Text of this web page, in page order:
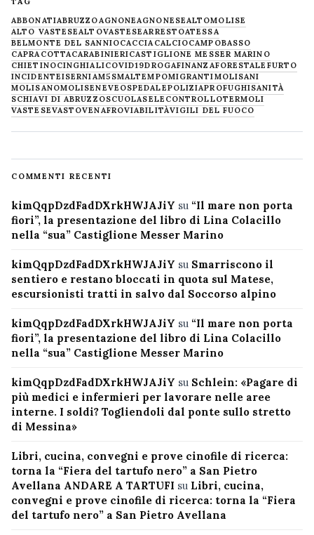
ABBONATIABRUZZOAGNONEAGNONESEALTOMOLISE
ALTO VASTESEALTOVASTESEARRESTOATESSA
BELMONTE DEL SANNIOCACCIACALCIOCAMPOBASSO
CAPRACOTTACARABINIERICASTIGLIONE MESSER MARINO
CHIETINOCINGHIALICOVID19DROGAFINANZAFORESTALE FURTO
INCIDENTEISERNIAM5SMALTEMPOMIGRANTIMOLISANI
MOLISANOMOLISENEVE OSPEDALEPOLIZIAPROFUGHISANITÀ
SCHIAVI DI ABRUZZOSCUOLASELECONTROLLOTERMOLI
VASTESEVASTOVENAFROVIABILITÀVIGILI DEL FUOCO
COMMENTI RECENTI
kimQqpDzdFadDXrkHWJAJiY su “Il mare non porta
fiori”, la presentazione del libro di Lina Colacillo
nella “sua” Castiglione Messer Marino
kimQqpDzdFadDXrkHWJAJiY su Smarriscono il
sentiero e restano bloccati in quota sul Matese,
escursionisti tratti in salvo dal Soccorso alpino
kimQqpDzdFadDXrkHWJAJiY su “Il mare non porta
fiori”, la presentazione del libro di Lina Colacillo
nella “sua” Castiglione Messer Marino
kimQqpDzdFadDXrkHWJAJiY su Schlein: «Pagare di
più medici e infermieri per lavorare nelle aree
interne. I soldi? Togliendoli dal ponte sullo stretto
di Messina»
Libri, cucina, convegni e prove cinofile di ricerca:
torna la “Fiera del tartufo nero” a San Pietro
Avellana ANDARE A TARTUFI su Libri, cucina,
convegni e prove cinofile di ricerca: torna la “Fiera
del tartufo nero” a San Pietro Avellana